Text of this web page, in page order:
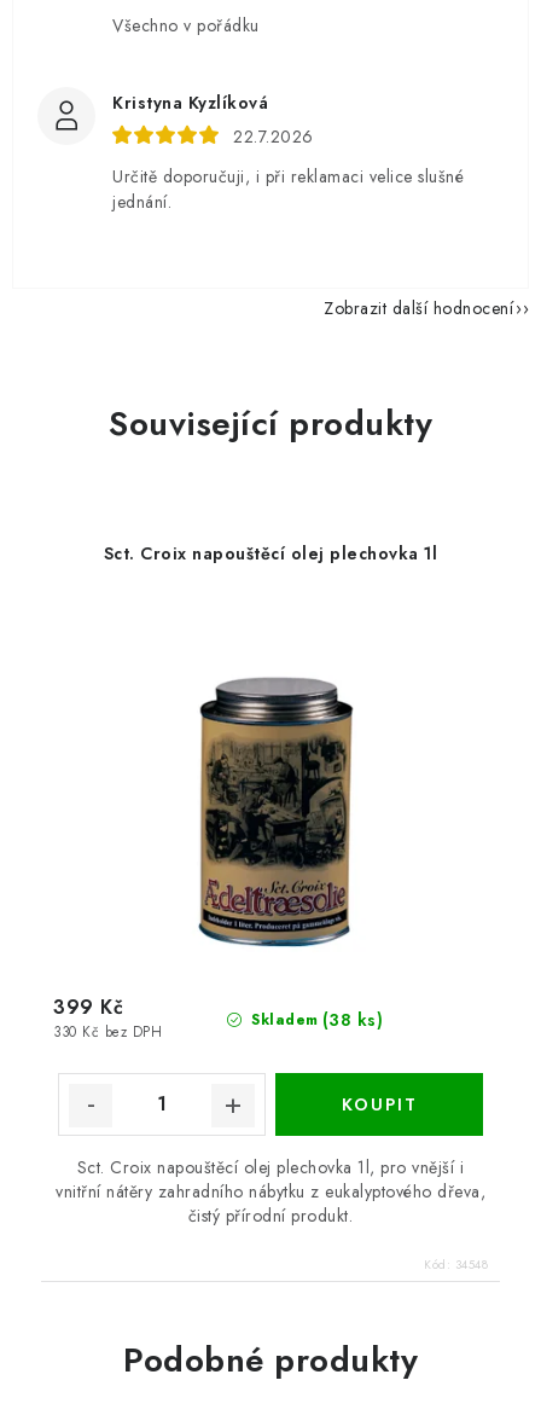
Všechno v pořádku
Kristyna Kyzlíková
22.7.2026
Určitě doporučuji, i při reklamaci velice slušné
jednání.
Zobrazit další hodnocení
Související produkty
Sct. Croix napouštěcí olej plechovka 1l
Skladem (38 ks)
330 Kč bez DPH
399 Kč
Sct. Croix napouštěcí olej plechovka 1l, pro vnější i
vnitřní nátěry zahradního nábytku z eukalyptového dřeva,
čistý přírodní produkt.
Kód: 34548
Podobné produkty